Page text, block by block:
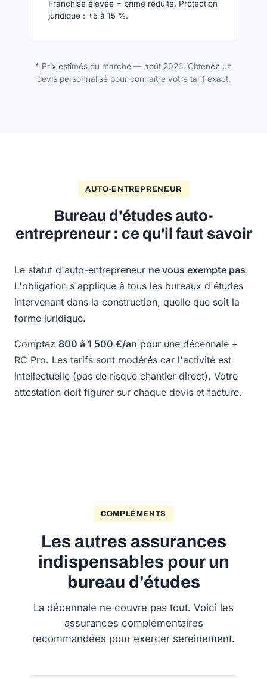
Franchise élevée = prime réduite. Protection
juridique : +5 à 15 %.
* Prix estimés du marché — août 2026. Obtenez un
devis personnalisé pour connaître votre tarif exact.
AUTO-ENTREPRENEUR
Bureau d'études auto-
entrepreneur : ce qu'il faut savoir
Le statut d'auto-entrepreneur ne vous exempte pas.
L'obligation s'applique à tous les bureaux d'études
intervenant dans la construction, quelle que soit la
forme juridique.
Comptez 800 à 1 500 €/an pour une décennale +
RC Pro. Les tarifs sont modérés car l'activité est
intellectuelle (pas de risque chantier direct). Votre
attestation doit figurer sur chaque devis et facture.
COMPLÉMENTS
Les autres assurances
indispensables pour un
bureau d'études
La décennale ne couvre pas tout. Voici les
assurances complémentaires
recommandées pour exercer sereinement.